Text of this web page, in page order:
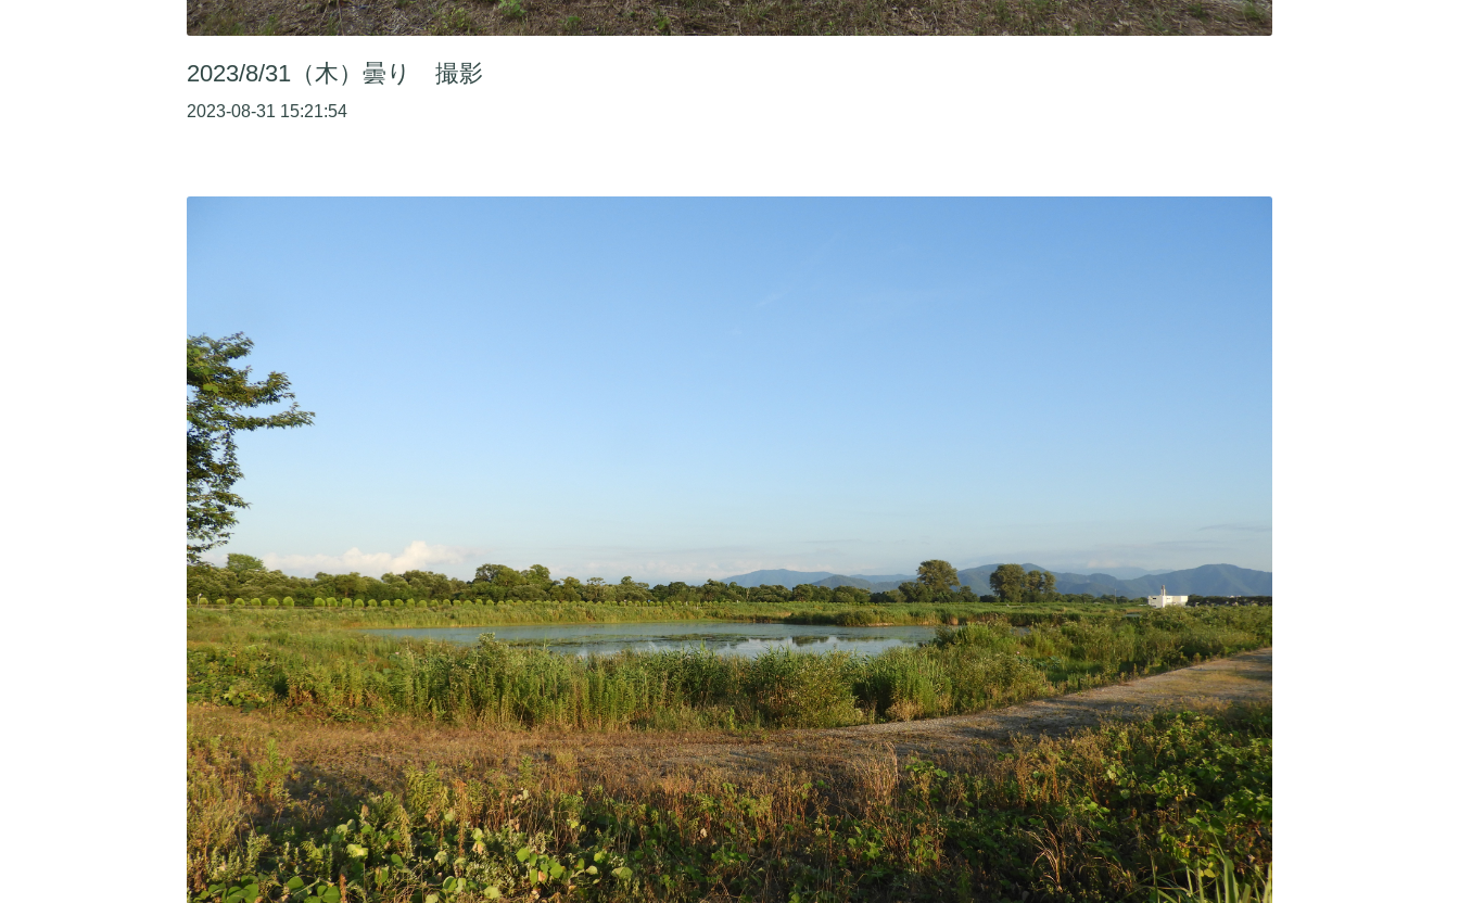
2023/8/31（木）曇り 撮影
2023-08-31 15:21:54